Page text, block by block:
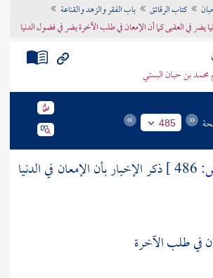
كتاب الرقائق
باب الفقر والزهد والقناعة
يضر في العقبى كما أن الإمعان في طلب الآخرة يضر في فضول الدنيا
بن حبان البستي
485
ذكر الإخبار بأن الإمعان في الدنيا
في طلب الآخرة